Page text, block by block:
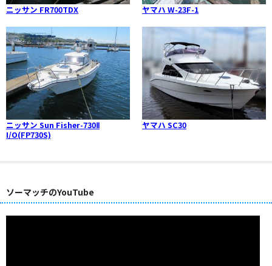
ニッサン FR700TDX ヤマハ W-23F-1
ニッサン Sun Fisher-730Ⅱ
I/O(FP730S)
ヤマハ SC30
ソーマッチのYouTube